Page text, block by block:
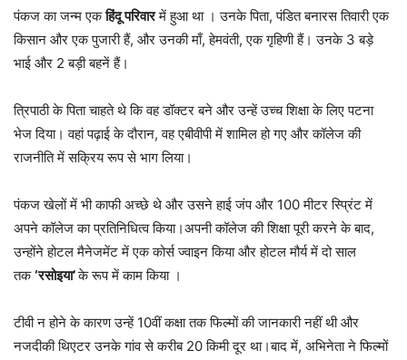
पंकज का जन्म एकहिंदू परिवारमें हुआ था । उनके पिता, पंडित बनारस तिवारी एक
किसान और एक पुजारी हैं, और उनकी माँ, हेमवंती, एक गृहिणी हैं। उनके 3 बड़े
भाई और 2 बड़ी बहनें हैं।
त्रिपाठी के पिता चाहते थे कि वह डॉक्टर बने और उन्हें उच्च शिक्षा के लिए पटना
भेज दिया। वहां पढ़ाई के दौरान, वह एबीवीपी में शामिल हो गए और कॉलेज की
राजनीति में सक्रिय रूप से भाग लिया।
पंकज खेलों में भी काफी अच्छे थे और उसने हाई जंप और 100 मीटर स्प्रिंट में
अपने कॉलेज का प्रतिनिधित्व किया।अपनी कॉलेज की शिक्षा पूरी करने के बाद,
उन्होंने होटल मैनेजमेंट में एक कोर्स ज्वाइन किया और होटल मौर्य में दो साल
तक‘रसोइया’के रूप में काम किया ।
टीवी न होने के कारण उन्हें 10वीं कक्षा तक फिल्मों की जानकारी नहीं थी और
नजदीकी थिएटर उनके गांव से करीब 20 किमी दूर था।बाद में, अभिनेता ने फिल्मों